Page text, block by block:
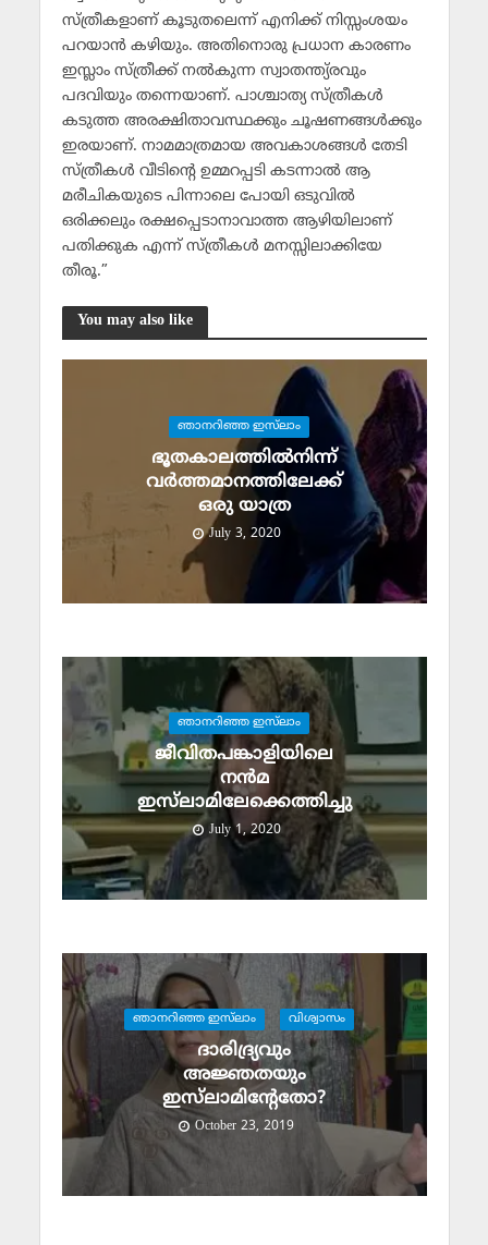
സ്ത്രീകളാണ് കൂടുതലെന്ന് എനിക്ക് നിസ്സംശയം
പറയാന്‍ കഴിയും. അതിനൊരു പ്രധാന കാരണം
ഇസ്ലാം സ്ത്രീക്ക് നല്‍കുന്ന സ്വാതന്ത്യ്രവും
പദവിയും തന്നെയാണ്. പാശ്ചാത്യ സ്ത്രീകള്‍
കടുത്ത അരക്ഷിതാവസ്ഥക്കും ചൂഷണങ്ങള്‍ക്കും
ഇരയാണ്. നാമമാത്രമായ അവകാശങ്ങള്‍ തേടി
സ്ത്രീകള്‍ വീടിന്റെ ഉമ്മറപ്പടി കടന്നാല്‍ ആ
മരീചികയുടെ പിന്നാലെ പോയി ഒടുവില്‍
ഒരിക്കലും രക്ഷപ്പെടാനാവാത്ത ആഴിയിലാണ്
പതിക്കുക എന്ന് സ്ത്രീകള്‍ മനസ്സിലാക്കിയേ
തീരൂ.”
You may also like
ഞാനറിഞ്ഞ ഇസ്‌ലാം
ഭൂതകാലത്തില്‍നിന്ന്
വര്‍ത്തമാനത്തിലേക്ക്
ഒരു യാത്ര
July 3, 2020
ഞാനറിഞ്ഞ ഇസ്‌ലാം
ജീവിതപങ്കാളിയിലെ
നന്‍മ
ഇസ്‌ലാമിലേക്കെത്തിച്ചു
July 1, 2020
ഞാനറിഞ്ഞ ഇസ്‌ലാം വിശ്വാസം
ദാരിദ്ര്യവും
അജ്ഞതയും
ഇസ്‌ലാമിന്റേതോ?
October 23, 2019